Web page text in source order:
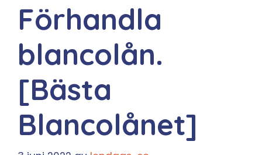
Förhandla
blancolån.
[Bästa
Blancolånet]